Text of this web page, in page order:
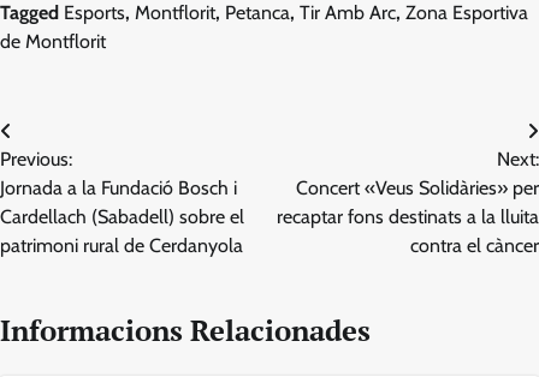
Tagged Esports, Montflorit, Petanca, Tir Amb Arc, Zona Esportiva
de Montflorit
Navegació
d'entrades
Previous:
Jornada a la Fundació Bosch i
Cardellach (Sabadell) sobre el
patrimoni rural de Cerdanyola
Next:
Concert «Veus Solidàries» per
recaptar fons destinats a la lluita
contra el càncer
Informacions Relacionades